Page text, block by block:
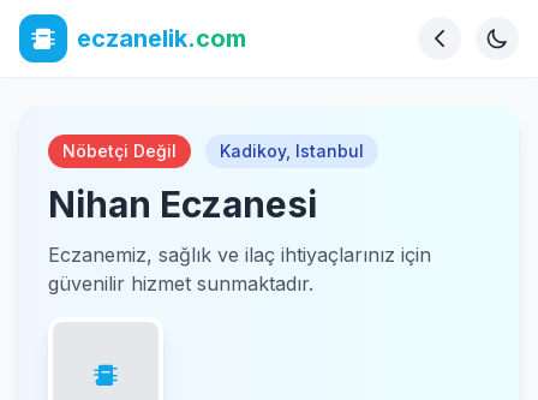
eczanelik.com
Nöbetçi Değil Kadikoy, Istanbul
Nihan Eczanesi
Eczanemiz, sağlık ve ilaç ihtiyaçlarınız için
güvenilir hizmet sunmaktadır.